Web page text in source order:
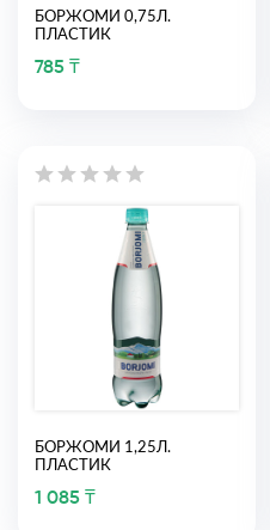
БОРЖОМИ 0,75Л.
ПЛАСТИК
785 ₸
БОРЖОМИ 1,25Л.
ПЛАСТИК
1 085 ₸